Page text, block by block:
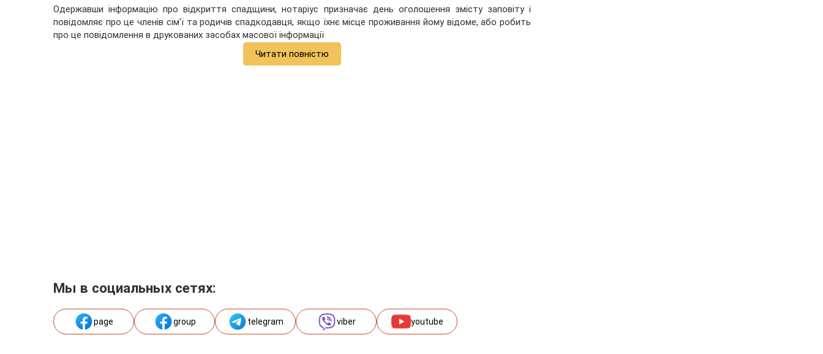
Одержавши інформацію про відкриття спадщини, нотаріус призначає день оголошення змісту заповіту і
повідомляє про це членів сім'ї та родичів спадкодавця, якщо їхнє місце проживання йому відоме, або робить
про це повідомлення в друкованих засобах масової інформації
Читати повністю
Мы в социальных сетях:
page group telegram viber youtube